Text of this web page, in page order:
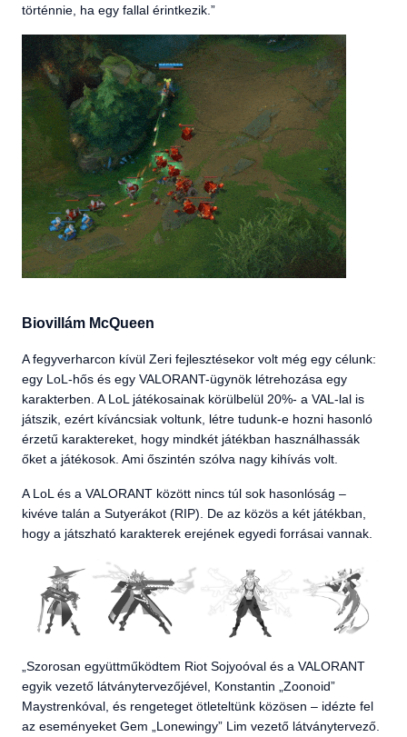
történnie, ha egy fallal érintkezik.”
Biovillám McQueen
A fegyverharcon kívül Zeri fejlesztésekor volt még egy célunk:
egy LoL-hős és egy VALORANT-ügynök létrehozása egy
karakterben. A LoL játékosainak körülbelül 20%- a VAL-lal is
játszik, ezért kíváncsiak voltunk, létre tudunk-e hozni hasonló
érzetű karaktereket, hogy mindkét játékban használhassák
őket a játékosok. Ami őszintén szólva nagy kihívás volt.
A LoL és a VALORANT között nincs túl sok hasonlóság –
kivéve talán a Sutyerákot (RIP). De az közös a két játékban,
hogy a játszható karakterek erejének egyedi forrásai vannak.
„Szorosan együttműködtem Riot Sojyoóval és a VALORANT
egyik vezető látványtervezőjével, Konstantin „Zoonoid”
Maystrenkóval, és rengeteget ötleteltünk közösen – idézte fel
az eseményeket Gem „Lonewingy” Lim vezető látványtervező.